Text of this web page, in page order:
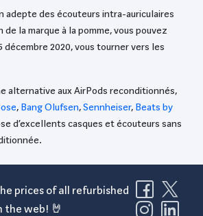
adepte des écouteurs intra-auriculaires
la marque à la pomme, vous pouvez
décembre 2020, vous tourner vers les
alternative aux AirPods reconditionnés,
, Bang Olufsen,Sennheiser, Beats by
d’excellents casques et écouteurs sans
prices of all refurbished
the web! 🤘